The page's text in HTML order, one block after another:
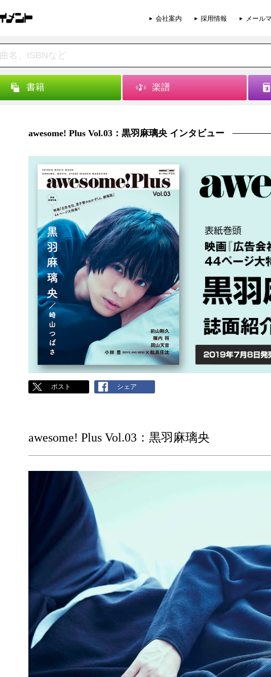
会社案内 採用情報 メール
書籍 楽譜
awesome! Plus Vol.03：黒羽麻璃央 インタビュー
ポスト シェア
awesome! Plus Vol.03 ： 黒羽麻璃央